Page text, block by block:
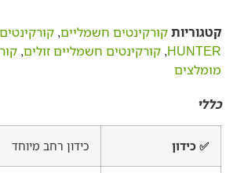
קטגוריותקורקינטים חשמליים,
HUNTER
, קורקינטים חשמליים זולים,
מומלצים
כללי
✅ כידון כידון רחב מיוחד